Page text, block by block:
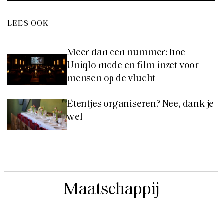
LEES OOK
Meer dan een nummer: hoe
Uniqlo mode en film inzet voor
mensen op de vlucht
Etentjes organiseren? Nee, dank je
wel
Maatschappij